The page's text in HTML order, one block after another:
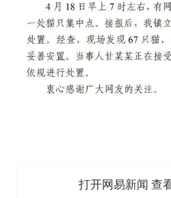
打开网易新闻 查